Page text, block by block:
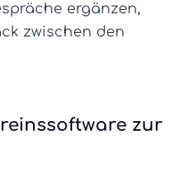
ergänzen,
zwischen den
zur